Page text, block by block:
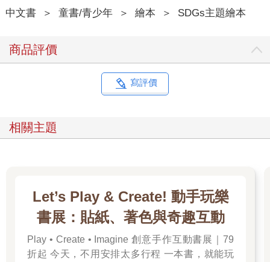
中文書 ＞ 童書/青少年 ＞ 繪本 ＞ SDGs主題繪本
商品評價
寫評價
相關主題
Let’s Play & Create! 動手玩樂
書展：貼紙、著色與奇趣互動
Play • Create • Imagine 創意手作互動書展｜79
折起 今天，不用安排太多行程 一本書，就能玩